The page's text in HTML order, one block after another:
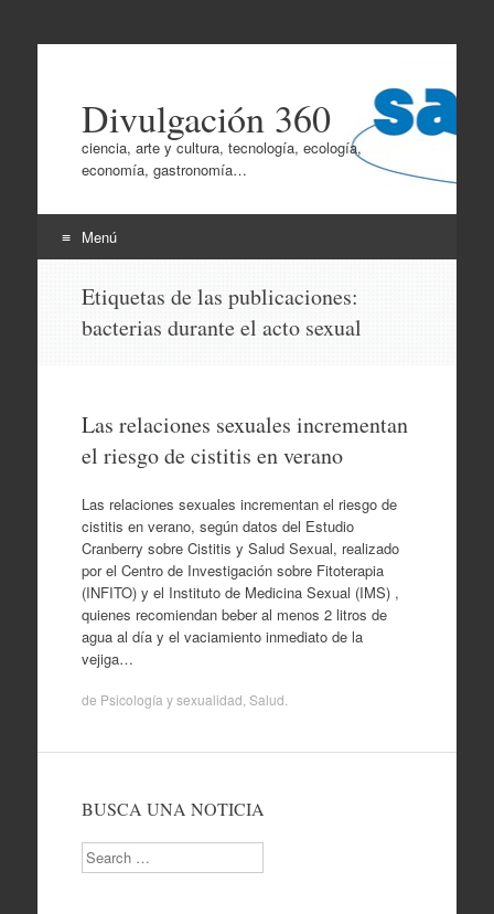
Divulgación 360
ciencia, arte y cultura, tecnología, ecología,
economía, gastronomía…
Menú
contenido
Etiquetas de las publicaciones:
bacterias durante el acto sexual
Las relaciones sexuales incrementan
el riesgo de cistitis en verano
Las relaciones sexuales incrementan el riesgo de
cistitis en verano, según datos del Estudio
Cranberry sobre Cistitis y Salud Sexual, realizado
por el Centro de Investigación sobre Fitoterapia
(INFITO) y el Instituto de Medicina Sexual (IMS) ,
quienes recomiendan beber al menos 2 litros de
agua al día y el vaciamiento inmediato de la
vejiga…
de Psicología y sexualidad Salud
BUSCA UNA NOTICIA
Search